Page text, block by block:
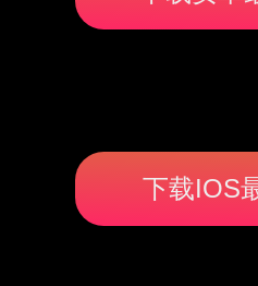
下载IOS